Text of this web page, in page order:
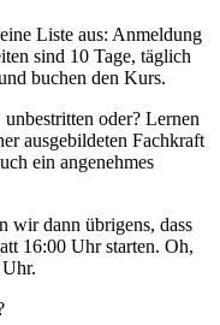
Liste aus: Anmeldung
sind 10 Tage, täglich
buchen den Kurs.
oder? Lernen
ausgebildeten Fachkraft
ein angenehmes
wir dann übrigens, dass
16:00 Uhr starten. Oh,